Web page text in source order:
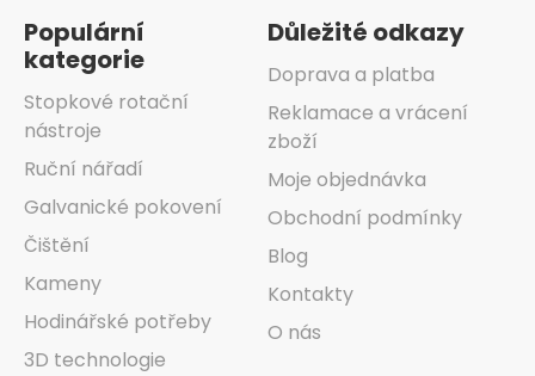
Populární
kategorie
Stopkové rotační
nástroje
Ruční nářadí
Galvanické pokovení
Čištění
Kameny
Hodinářské potřeby
3D technologie
Důležité odkazy
Doprava a platba
Reklamace a vrácení
zboží
Moje objednávka
Obchodní podmínky
Blog
Kontakty
O nás